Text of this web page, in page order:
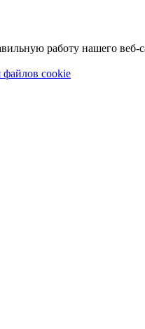
работу нашего веб-
файлов cookie